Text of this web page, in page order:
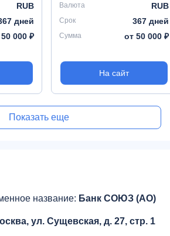
RUB
дней
000 ₽
Валюта RUB
Срок 367 дней
Сумма от 50 000 ₽
На сайт
Показать еще
название: Банк СОЮЗ (АО)
ул. Сущевская, д. 27, стр. 1